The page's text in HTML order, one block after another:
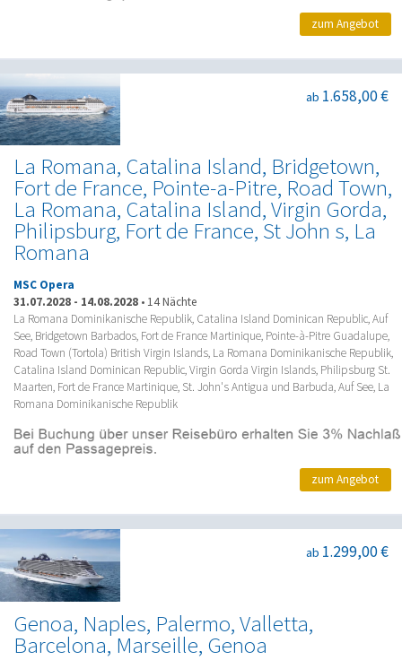
zum Angebot
La Romana, Catalina Island, Bridgetown,
Fort de France, Pointe-a-Pitre, Road Town,
La Romana, Catalina Island, Virgin Gorda,
Philipsburg, Fort de France, St John s, La
Romana
ab 1.658,00 €
MSC Opera
31.07.2028 - 14.08.2028 • 14 Nächte
La Romana Dominikanische Republik, Catalina Island Dominican Republic, Auf
See, Bridgetown Barbados, Fort de France Martinique, Pointe-à-Pitre Guadalupe,
Road Town (Tortola) British Virgin Islands, La Romana Dominikanische Republik,
Catalina Island Dominican Republic, Virgin Gorda Virgin Islands, Philipsburg St.
Maarten, Fort de France Martinique, St. John's Antigua und Barbuda, Auf See, La
Romana Dominikanische Republik
zum Angebot
Genoa, Naples, Palermo, Valletta,
Barcelona, Marseille, Genoa
ab 1.299,00 €